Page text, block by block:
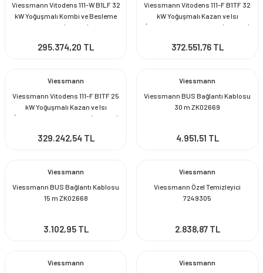
Viessmann Vitodens 111-W B1LF 32
kW Yoğuşmalı Kombi ve Besleme
Boyler (46 litre)
295.374,20 TL
Viessmann Vitodens 111-F B1TF 32
kW Yoğuşmalı Kazan ve Isı
İzolasyonlu Depo Boyler (100 litre)
372.551,76 TL
Viessmann
Viessmann Vitodens 111-F B1TF 25
kW Yoğuşmalı Kazan ve Isı
İzolasyonlu Depo Boyler (100 litre)
329.242,54 TL
Viessmann
Viessmann BUS Bağlantı Kablosu
30 m ZK02669
4.951,51 TL
Viessmann
Viessmann BUS Bağlantı Kablosu
15 m ZK02668
3.102,95 TL
Viessmann
Viessmann Özel Temizleyici
7249305
2.838,87 TL
Viessmann
Viessmann